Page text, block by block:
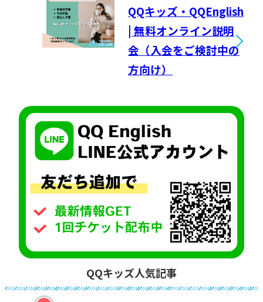
QQキッズ・QQEnglish
| 無料オンライン説明
会（入会をご検討中の
方向け）
QQキッズ人気記事